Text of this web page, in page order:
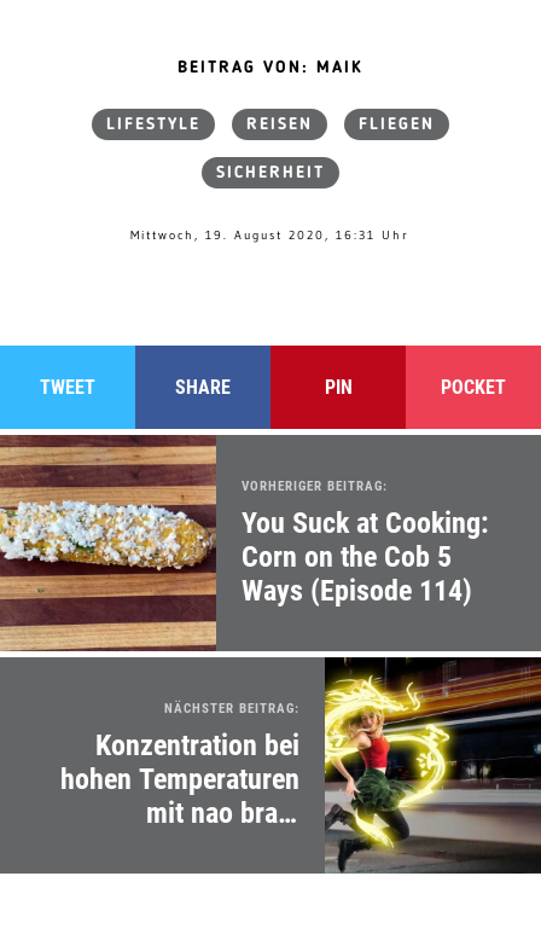
BEITRAG VON: MAIK
LIFESTYLE REISEN FLIEGEN
SICHERHEIT
Mittwoch, 19. August 2020, 16:31 Uhr
TWEET SHARE PIN POCKET
VORHERIGER BEITRAG:
You Suck at Cooking:
Corn on the Cob 5
Ways (Episode 114)
NÄCHSTER BEITRAG:
Konzentration bei
hohen Temperaturen
mit nao brain